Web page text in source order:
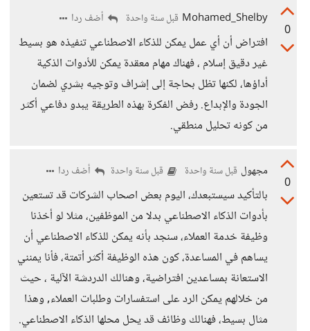
0
Mohamed_Shelby قبل سنة واحدة أضف ردا
افتراض أن أي عمل يمكن للذكاء الاصطناعي تنفيذه هو بسيط
غير دقيق إسلام ، فهناك مهام معقدة يمكن للأدوات الذكية
أداؤها، لكنها تظل بحاجة إلى إشراف وتوجيه بشري لضمان
الجودة والإبداع. رفض الفكرة بهذه الطريقة يبدو دفاعي أكثر
من كونه تحليل منطقي.
0
مجهول قبل سنة واحدة قبل سنة واحدة أضف ردا
بالتأكيد سيستبعدك، اليوم بعض اصحاب الشركات قد تستعين
بأدوات الذكاء الاصطناعي بدلا من الموظفين، مثلا لو أخذنا
وظيفة خدمة العملاء، سنجد بأنه يمكن للذكاء الاصطناعي أن
يساهم في المساعدة، كون هذه الوظيفة أكثر أتمتة، فأنا يمنني
الاستعانة بمساعدين افتراضية، وهنالك الدردشة الآلية ، حيث
من خلالهم يمكن الرد على استفسارات وطلبات العملاء, وهذا
مثال بسيط، فهنالك وظائف قد يحل محلها الذكاء الاصطناعي.